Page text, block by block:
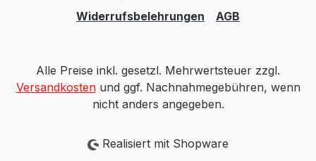
Widerrufsbelehrungen
AGB
Alle Preise inkl. gesetzl. Mehrwertsteuer zzgl.
Versandkostenund ggf. Nachnahmegebühren, wenn
nicht anders angegeben.
Realisiert mit Shopware